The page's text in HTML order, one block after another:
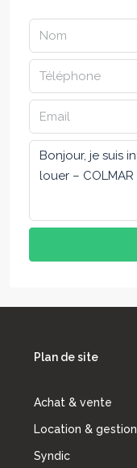
Plan de site
Achat & vente
Location & gestion
Syndic